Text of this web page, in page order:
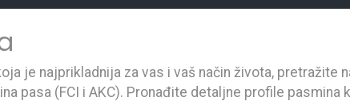
je najprikladnija za vas i vaš način života, pretražite
pasa (FCI i AKC). Pronađite detaljne profile pasmina